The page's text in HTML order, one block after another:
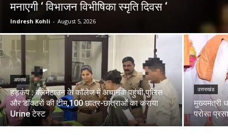
मनाएगी ‘ विभाजन विभीषिका स्मृति दिवस ‘
Indresh Kohli - August 5, 2026
अपराध
हड़कंप : क्लेमेंटाउन के कॉलेज में अचानक पहुंची पुलिस
और डॉक्टरों की टीम,100 छात्र-छात्राओं का कराया
Urine टेस्ट
उत्तराखंड
मुख्यमंत्री
परोसा